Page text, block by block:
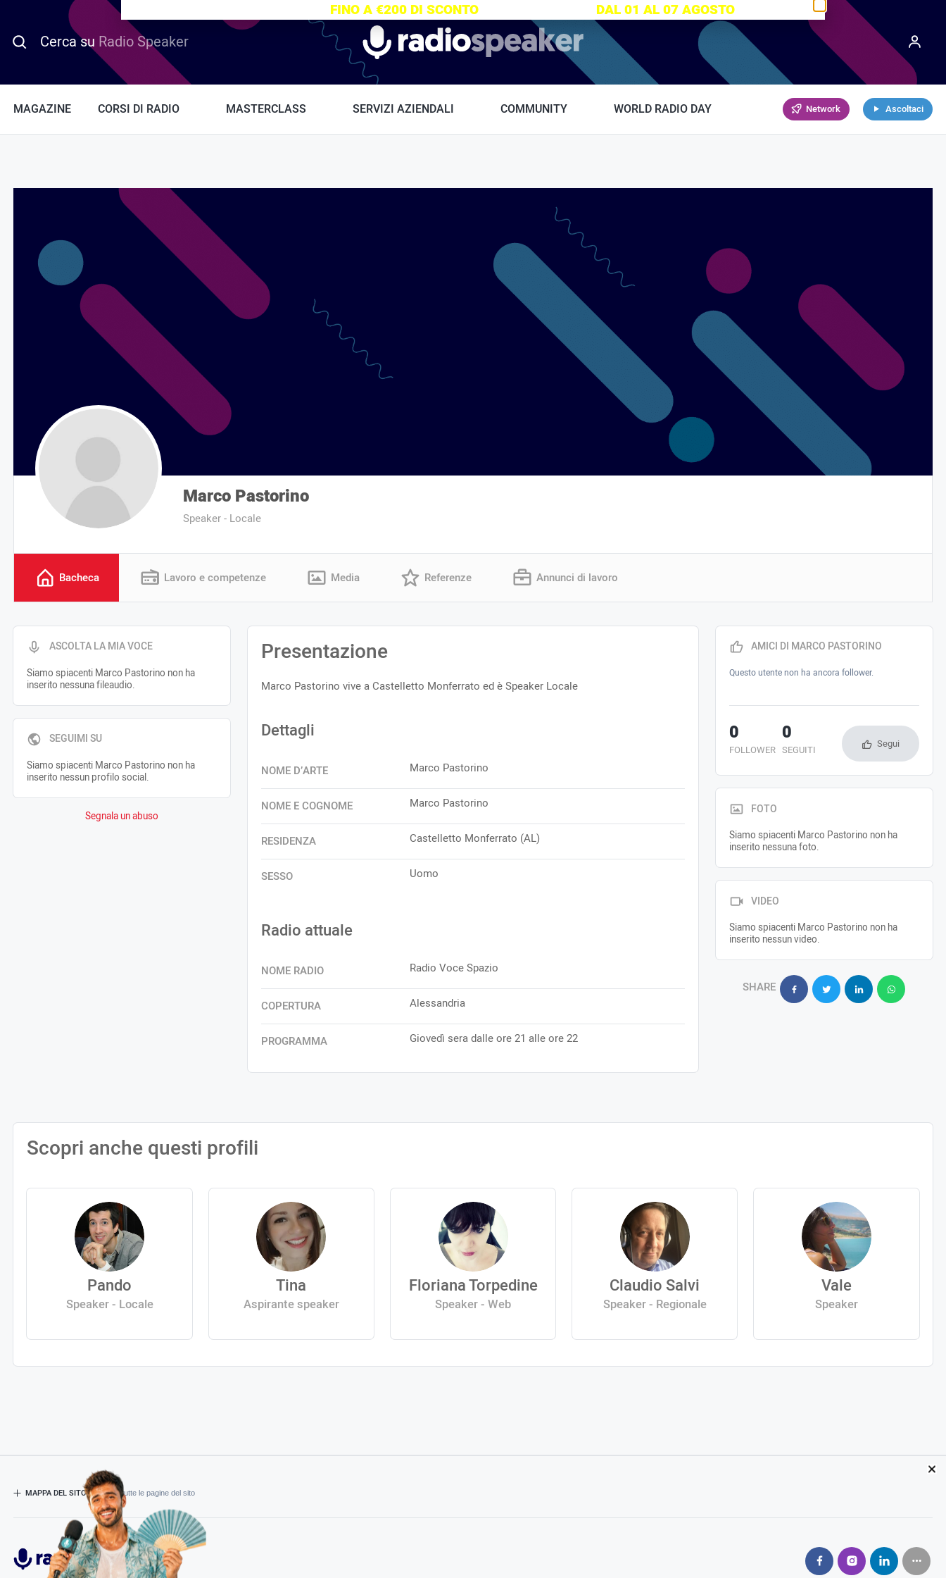
Cerca su Radio Speaker Radiospeaker.it
MAGAZINE CORSI DI RADIO MASTERCLASS SERVIZI AZIENDALI COMMUNITY WORLD RADIO DAY Network Ascoltaci
Marco Pastorino
Speaker - Locale
Bacheca Lavoro e competenze Media Referenze Annunci di lavoro
ASCOLTA LA MIA VOCE
Siamo spiacenti Marco Pastorino non ha
inserito nessuna fileaudio.
SEGUIMI SU
Siamo spiacenti Marco Pastorino non ha
inserito nessun profilo social.
Segnala un abuso
Presentazione
Marco Pastorino vive a Castelletto Monferrato ed è Speaker Locale
Dettagli
NOME D’ARTE Marco Pastorino
NOME E COGNOME Marco Pastorino
RESIDENZA Castelletto Monferrato (AL)
SESSO Uomo
Radio attuale
NOME RADIO Radio Voce Spazio
COPERTURA Alessandria
PROGRAMMA Giovedì sera dalle ore 21 alle ore 22
AMICI DI MARCO PASTORINO
Questo utente non ha ancora follower.
FOLLOWER
0
SEGUITI
0 Segui
FOTO
Siamo spiacenti Marco Pastorino non ha
inserito nessuna foto.
VIDEO
Siamo spiacenti Marco Pastorino non ha
inserito nessun video.
SHARE
Scopri anche questi profili
Pando
Speaker - Locale
Tina
Aspirante speaker
Floriana Torpedine
Speaker - Web
Claudio Salvi
Speaker - Regionale
Vale
Speaker
MAPPA DEL SITO- Esplora tutte le pagine del sito
Radiospeaker.it
FINO A €200 DI SCONTO DAL 01 AL 07 AGOSTO